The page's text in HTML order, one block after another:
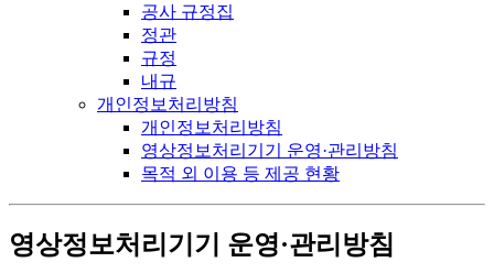
공사 규정집
정관
규정
내규
개인정보처리방침
개인정보처리방침
영상정보처리기기 운영·관리방침
목적 외 이용 등 제공 현황
영상정보처리기기 운영·관리방침